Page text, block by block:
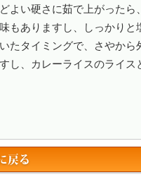
よい硬さに茹で上がったら
もありますし、しっかりと
たタイミングで、さやから
し、カレーライスのライス
戻る